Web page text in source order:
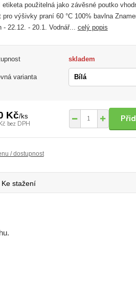
etiketa použitelná jako závěsné poutko
pro výšivky praní 60 °C 100% bavlna
- 22.12. - 20.1. Vodnář... celý popis
skladem
varianta
Kč/ks
bez DPH
/ dostupnost
Ke stažení